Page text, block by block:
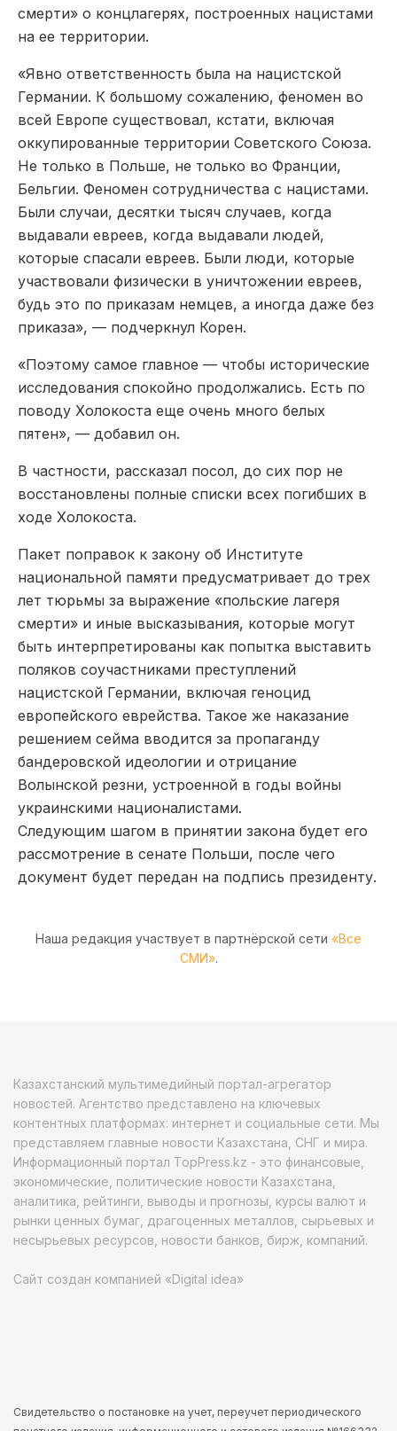
смерти» о концлагерях, построенных нацистами
на ее территории.
«Явно ответственность была на нацистской
Германии. К большому сожалению, феномен во
всей Европе существовал, кстати, включая
оккупированные территории Советского Союза.
Не только в Польше, не только во Франции,
Бельгии. Феномен сотрудничества с нацистами.
Были случаи, десятки тысяч случаев, когда
выдавали евреев, когда выдавали людей,
которые спасали евреев. Были люди, которые
участвовали физически в уничтожении евреев,
будь это по приказам немцев, а иногда даже без
приказа», — подчеркнул Корен.
«Поэтому самое главное — чтобы исторические
исследования спокойно продолжались. Есть по
поводу Холокоста еще очень много белых
пятен», — добавил он.
В частности, рассказал посол, до сих пор не
восстановлены полные списки всех погибших в
ходе Холокоста.
Пакет поправок к закону об Институте
национальной памяти предусматривает до трех
лет тюрьмы за выражение «польские лагеря
смерти» и иные высказывания, которые могут
быть интерпретированы как попытка выставить
поляков соучастниками преступлений
нацистской Германии, включая геноцид
европейского еврейства. Такое же наказание
решением сейма вводится за пропаганду
бандеровской идеологии и отрицание
Волынской резни, устроенной в годы войны
украинскими националистами.
Следующим шагом в принятии закона будет его
рассмотрение в сенате Польши, после чего
документ будет передан на подпись президенту.
Наша редакция участвует в партнёрской сети «Все
СМИ».
Казахстанский мультимедийный портал-агрегатор
новостей. Агентство представлено на ключевых
контентных платформах: интернет и социальные сети. Мы
представляем главные новости Казахстана, СНГ и мира.
Информационный портал TopPress.kz - это финансовые,
экономические, политические новости Казахстана,
аналитика, рейтинги, выводы и прогнозы, курсы валют и
рынки ценных бумаг, драгоценных металлов, сырьевых и
несырьевых ресурсов, новости банков, бирж, компаний.
Сайт создан компанией «Digital idea»
Свидетельство о постановке на учет, переучет периодического